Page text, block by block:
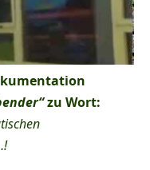
zu Wort: